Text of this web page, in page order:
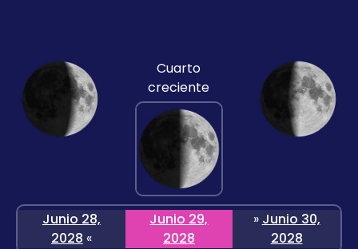
Cuarto
creciente
Junio 28,
2028 «
Junio 29,
2028
» Junio 30,
2028